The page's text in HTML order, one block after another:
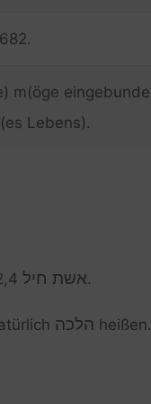
m(öge
Lebens).
אשת חיל.
הלכה heißen.